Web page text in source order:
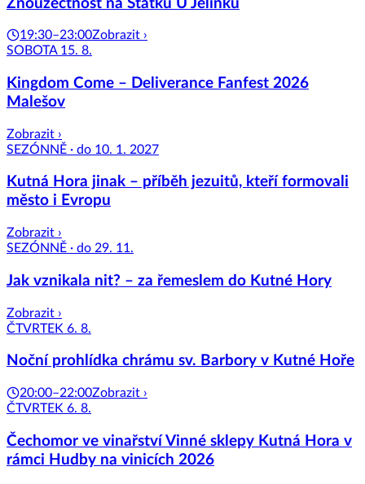
Znouzectnost na Statku U Jelínků
19:30–23:00Zobrazit ›
SOBOTA 15. 8.
Kingdom Come – Deliverance Fanfest 2026
Malešov
Zobrazit ›
SEZÓNNĚ · do 10. 1. 2027
Kutná Hora jinak – příběh jezuitů, kteří formovali
město i Evropu
Zobrazit ›
SEZÓNNĚ · do 29. 11.
Jak vznikala nit? – za řemeslem do Kutné Hory
Zobrazit ›
ČTVRTEK 6. 8.
Noční prohlídka chrámu sv. Barbory v Kutné Hoře
20:00–22:00Zobrazit ›
ČTVRTEK 6. 8.
Čechomor ve vinařství Vinné sklepy Kutná Hora v
rámci Hudby na vinicích 2026